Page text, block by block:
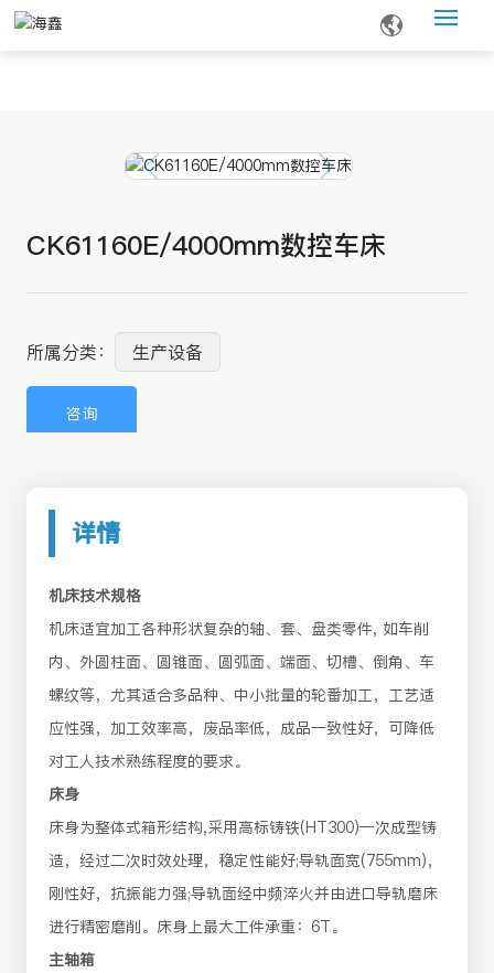
新闻资讯
联系我们
CK61160E/4000mm数控车床
所属分类： 生产设备
咨询
详情
机床技术规格
机床适宜加工各种形状复杂的轴、套、盘类零件, 如车削
内、外圆柱面、圆锥面、圆弧面、端面、切槽、倒角、车
螺纹等，尤其适合多品种、中小批量的轮番加工，工艺适
应性强，加工效率高，废品率低，成品一致性好，可降低
对工人技术熟练程度的要求。
床身
床身为整体式箱形结构,采用高标铸铁(HT300)一次成型铸
造，经过二次时效处理，稳定性能好;导轨面宽(755mm)，
刚性好，抗振能力强;导轨面经中频淬火并由进口导轨磨床
进行精密磨削。床身上最大工件承重：6T。
主轴箱